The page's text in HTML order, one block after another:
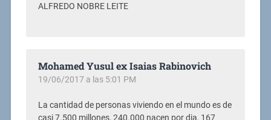
ALFREDO NOBRE LEITE
Mohamed Yusul ex Isaias Rabinovich
19/06/2017 a las 5:01 PM
La cantidad de personas viviendo en el mundo es de